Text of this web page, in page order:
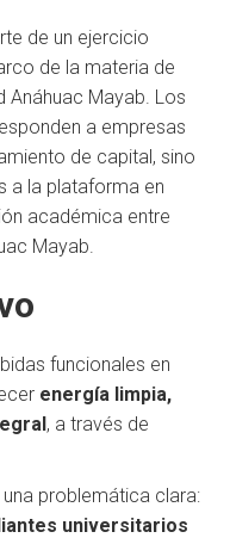
de un ejercicio
de la materia de
Anáhuac Mayab. Los
a empresas
de capital, sino
a la plataforma en
académica entre
Mayab.
funcionales en
energía limpia,
, a través de
problemática clara:
universitarios